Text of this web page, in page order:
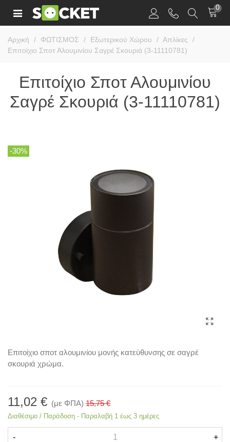
0
Αρχική / ΦΩΤΙΣΜΟΣ / Εξωτερικού Χώρου / Απλίκες
/
Επιτοίχιο Σποτ Αλουμινίου Σαγρέ Σκουριά (3-11110781)
Επιτοίχιο Σποτ Αλουμινίου
Σαγρέ Σκουριά (3-11110781)
-30%
Επιτοίχιο σποτ αλουμινίου μονής κατεύθυνσης σε σαγρέ
σκουριά χρώμα.
11,02 € (με ΦΠΑ) 15,75 €
Διαθέσιμο / Παράδοση - Παραλαβή 1 έως 3 ημέρες
- +